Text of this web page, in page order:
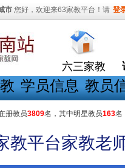
市 您好，欢迎来63家教平台！请 登
六三家教
学员信息 教员
册教员3809名，其中明星教员163名
教平台家教老